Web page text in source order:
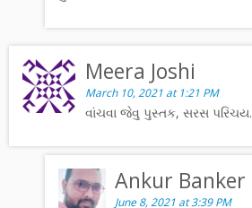
Meera Joshi
March 10, 2021 at 1:21 PM
વાંચવા જેવુ પુસ્તક, સરસ પરિચય.
Ankur Banker
June 8, 2021 at 3:39 PM